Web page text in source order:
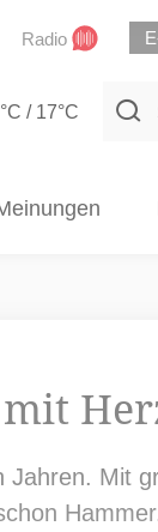
Radio
/ 17°C
Mit